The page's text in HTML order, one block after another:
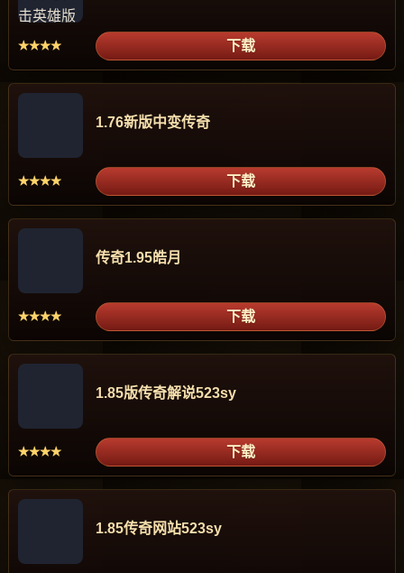
★★★★ 下载
1.76新版中变传奇
★★★★ 下载
传奇1.95皓月
★★★★ 下载
1.85版传奇解说523sy
★★★★ 下载
1.85传奇网站523sy